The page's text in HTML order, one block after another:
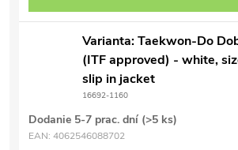
Varianta: Taekwon-Do
(ITF approved) - white,
slip in jacket
16692-1160
Dodanie 5-7 prac. dní (>5 ks)
EAN: 4062546088702